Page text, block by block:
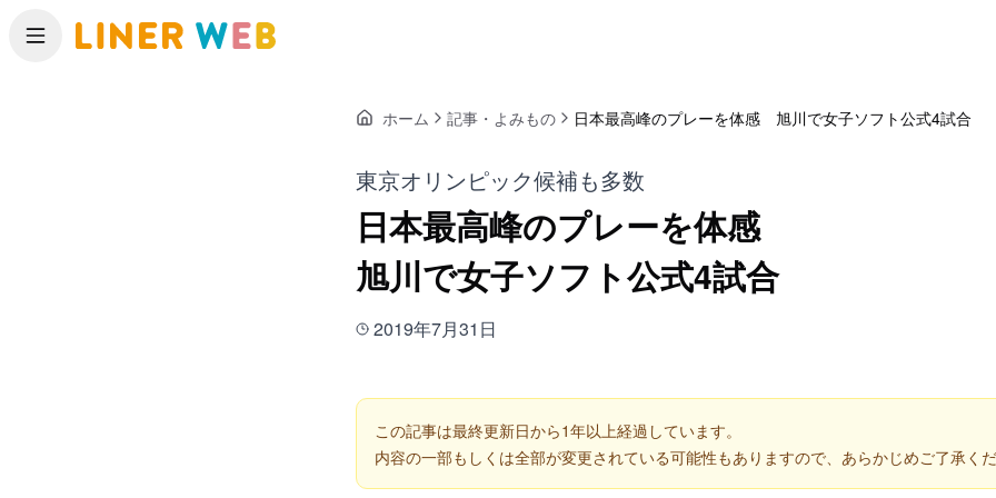
メニュー
ホーム 記事・よみもの 日本最高峰のプレーを体感 旭川で女子ソフト公式4試合
東京オリンピック候補も多数
日本最高峰のプレーを体感
旭川で女子ソフト公式4試合
2019年7月31日
この記事は最終更新日から1年以上経過しています。
内容の一部もしくは全部が変更されている可能性もありますので、あらかじめご了承くだ